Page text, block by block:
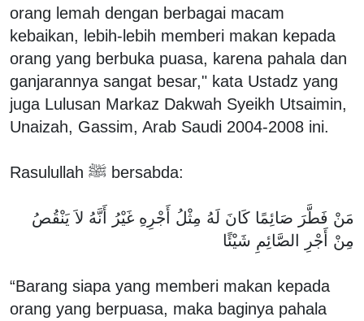
orang lemah dengan berbagai macam
kebaikan, lebih-lebih memberi makan kepada
orang yang berbuka puasa, karena pahala dan
ganjarannya sangat besar," kata Ustadz yang
juga Lulusan Markaz Dakwah Syeikh Utsaimin,
Unaizah, Gassim, Arab Saudi 2004-2008 ini.
Rasulullah ﷺ bersabda:
مَنْ فَطَّرَ صَائِمًا كَانَ لَهُ مِثْلُ أَجْرِهِ غَيْرُ أَنَّهُ لاَ يَنْقُصُ
مِنْ أَجْرِ الصَّائِمِ شَيْئًا
“Barang siapa yang memberi makan kepada
orang yang berpuasa, maka baginya pahala